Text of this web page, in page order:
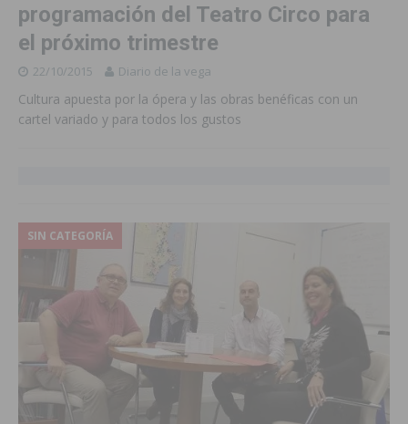
programación del Teatro Circo para
el próximo trimestre
22/10/2015 Diario de la vega
Cultura apuesta por la ópera y las obras benéficas con un
cartel variado y para todos los gustos
SIN CATEGORÍA